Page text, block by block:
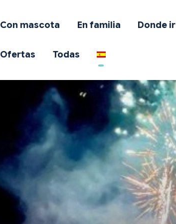
Con mascota En familia Donde ir
Ofertas Todas
Donde ir
Qué hacer
Inspiración
Ofertas
Todas